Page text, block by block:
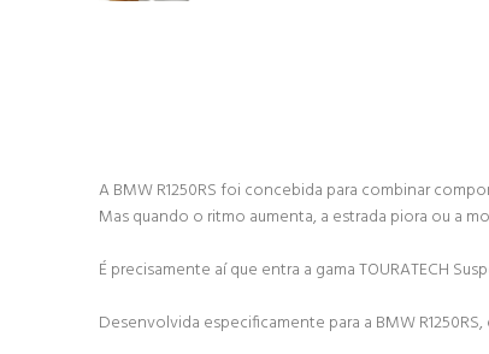
A BMW R1250RS foi concebida para combinar
Mas quando o ritmo aumenta, a estrada piora ou a
É precisamente aí que entra a gama TOURATECH
Desenvolvida especificamente para a BMW